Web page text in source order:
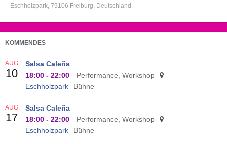
Eschholzpark 79106 Freiburg Deutschland
KOMMENDES
Salsa Caleña
18:00 - 22:00
Performance, Workshop
Eschholzpark
Bühne
AUG.
10
Salsa Caleña
18:00 - 22:00
Performance, Workshop
Eschholzpark
Bühne
AUG.
17